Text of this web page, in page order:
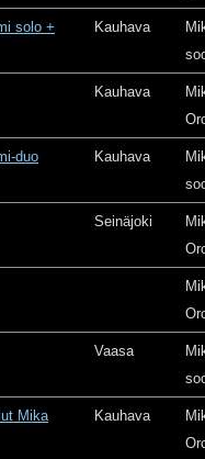
solo +
Kauhava
Kauhava
duo Kauhava
Seinäjoki
Vaasa
Mika
Kauhava